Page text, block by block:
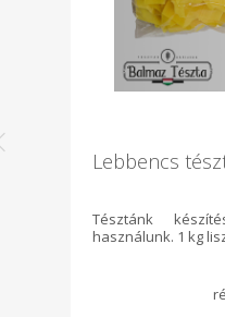
Lebbencs
Tésztánk
használunk. 1 kg